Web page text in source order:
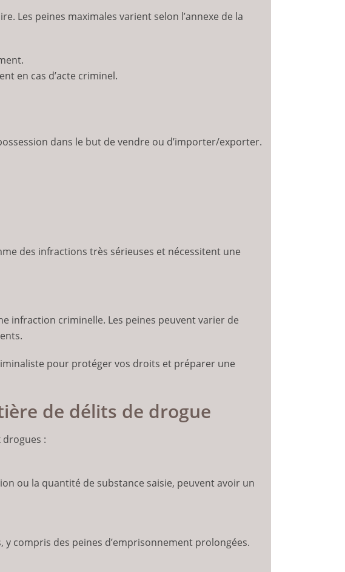
Les peines maximales varient selon l’annexe de la
en cas d’acte criminel.
dans le but de vendre ou d’importer/exporter.
des infractions très sérieuses et nécessitent une
infraction criminelle. Les peines peuvent varier de
pour protéger vos droits et préparer une
de délits de drogue
:
ou la quantité de substance saisie, peuvent avoir un
compris des peines d’emprisonnement prolongées.